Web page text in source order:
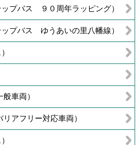
プバス ９０周年ラッピング）
プバス ゆうあいの里八幡線）
車両）
アフリー対応車両）